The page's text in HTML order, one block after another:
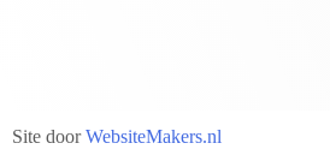
Site doorWebsiteMakers.nl